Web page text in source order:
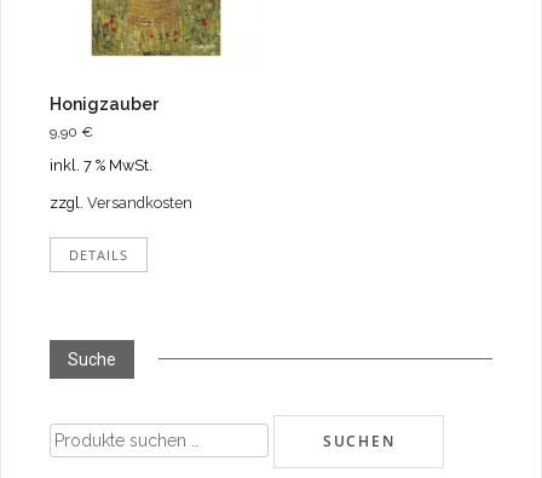
Honigzauber
9,90 €
inkl. 7 % MwSt.
zzgl. Versandkosten
DETAILS
Suche
Suchen
nach:
SUCHEN